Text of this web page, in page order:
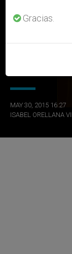
Santa Bautista
MAY 30, 2015 16:27
ISABEL ORELLANA
Gracias.